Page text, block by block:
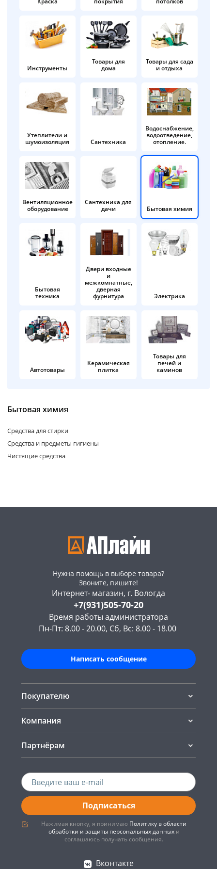
Инструменты
Товары для
дома
Товары для сада
и отдыха
Утеплители и
шумоизоляция
Сантехника
Водоснабжение,
водоотведение,
отопление.
Вентиляционное
оборудование
Сантехника для
дачи
Бытовая химия
Бытовая
техника
Двери входные
и
межкомнатные,
дверная
фурнитура
Электрика
Автотовары
Керамическая
плитка
Товары для
печей и
каминов
Бытовая химия
Средства для стирки
Средства и предметы гигиены
Чистящие средства
Нужна помощь в выборе товара?
Звоните, пишите!
Интернет- магазин, г. Вологда
+7(931)505-70-20
Время работы администратора
Пн-Пт: 8.00 - 20.00, Сб, Вс: 8.00 - 18.00
Написать сообщение
Покупателю
Компания
Партнёрам
Подписаться
Нажимая кнопку, я принимаю Политику в области
обработки и защиты персональных данныхи
соглашаюсь получать сообщения.
Вконтакте
в корзину
Оплачивайте сегодня только
25% картой любого банка
Получайте товар
выбранный способом
Оставшиеся
% будут
по25%каждые 2 недели
Подробнее
об оплате Плайтом
раз в 2
недели
раз в 2 недели
Остались вопросы?
8 800 302-02-51
plait.ru